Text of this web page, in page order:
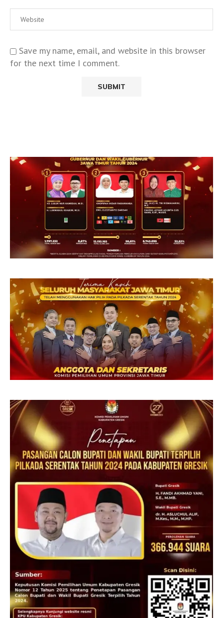
Save my name, email, and website in this browser
for the next time I comment.